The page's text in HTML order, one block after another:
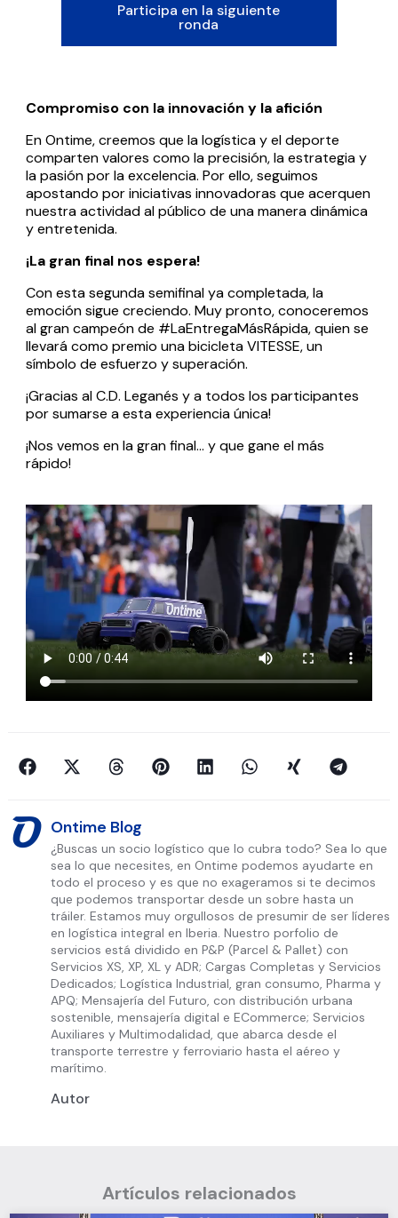
Participa en la siguiente
ronda
Compromiso con la innovación y la afición
En Ontime, creemos que la logística y el deporte
comparten valores como la precisión, la estrategia y
la pasión por la excelencia. Por ello, seguimos
apostando por iniciativas innovadoras que acerquen
nuestra actividad al público de una manera dinámica
y entretenida.
¡La gran final nos espera!
Con esta segunda semifinal ya completada, la
emoción sigue creciendo. Muy pronto, conoceremos
al gran campeón de #LaEntregaMásRápida, quien se
llevará como premio una bicicleta VITESSE, un
símbolo de esfuerzo y superación.
¡Gracias al C.D. Leganés y a todos los participantes
por sumarse a esta experiencia única!
¡Nos vemos en la gran final… y que gane el más
rápido!
Ontime Blog
¿Buscas un socio logístico que lo cubra todo? Sea lo que
sea lo que necesites, en Ontime podemos ayudarte en
todo el proceso y es que no exageramos si te decimos
que podemos transportar desde un sobre hasta un
tráiler. Estamos muy orgullosos de presumir de ser líderes
en logística integral en Iberia. Nuestro porfolio de
servicios está dividido en P&P (Parcel & Pallet) con
Servicios XS, XP, XL y ADR; Cargas Completas y Servicios
Dedicados; Logística Industrial, gran consumo, Pharma y
APQ; Mensajería del Futuro, con distribución urbana
sostenible, mensajería digital e ECommerce; Servicios
Auxiliares y Multimodalidad, que abarca desde el
transporte terrestre y ferroviario hasta el aéreo y
marítimo.
Autor
Artículos relacionados